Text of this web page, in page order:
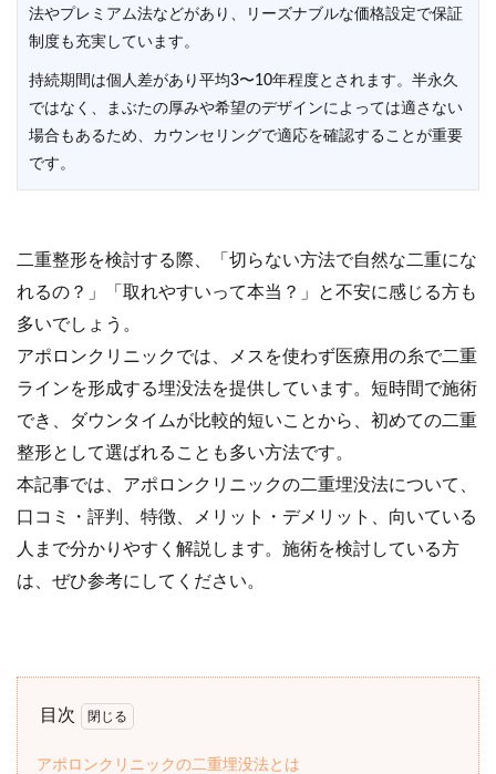
法やプレミアム法などがあり、リーズナブルな価格設定で保証
制度も充実しています。
持続期間は個人差があり平均3〜10年程度とされます。半永久
ではなく、まぶたの厚みや希望のデザインによっては適さない
場合もあるため、カウンセリングで適応を確認することが重要
です。
二重整形を検討する際、「切らない方法で自然な二重にな
れるの？」「取れやすいって本当？」と不安に感じる方も
多いでしょう。
アポロンクリニックでは、メスを使わず医療用の糸で二重
ラインを形成する埋没法を提供しています。短時間で施術
でき、ダウンタイムが比較的短いことから、初めての二重
整形として選ばれることも多い方法です。
本記事では、アポロンクリニックの二重埋没法について、
口コミ・評判、特徴、メリット・デメリット、向いている
人まで分かりやすく解説します。施術を検討している方
は、ぜひ参考にしてください。
目次
アポロンクリニックの二重埋没法とは